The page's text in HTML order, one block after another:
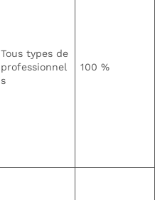
Tous types de
professionnel
s
100 %